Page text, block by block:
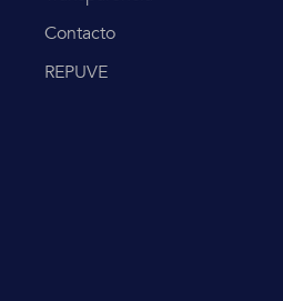
Contacto
REPUVE